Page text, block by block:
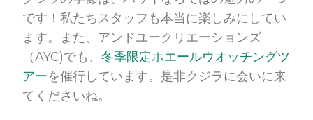
です！私たちスタッフも本当に楽しみにしてい
ます。また、アンドユークリエーションズ
（AYC)でも、冬季限定ホエールウオッチングツ
アーを催行しています。是非クジラに会いに来
てくださいね。